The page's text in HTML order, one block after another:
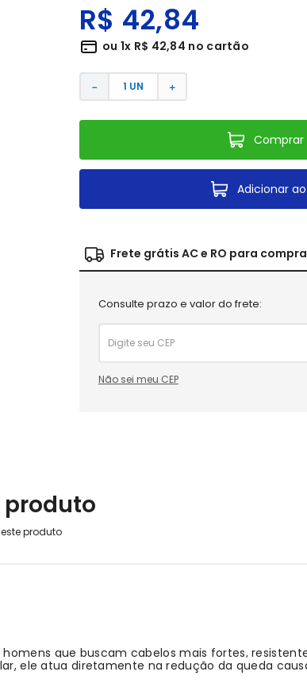
R$ 42,84
ou 1x R$ 42,84 no cartão
＋
－
Comprar
Adicionar
Frete grátis AC e RO para
Consulte prazo e valor do frete:
Não sei meu CEP
produto
que buscam cabelos mais fortes,
ele atua diretamente na redução da queda